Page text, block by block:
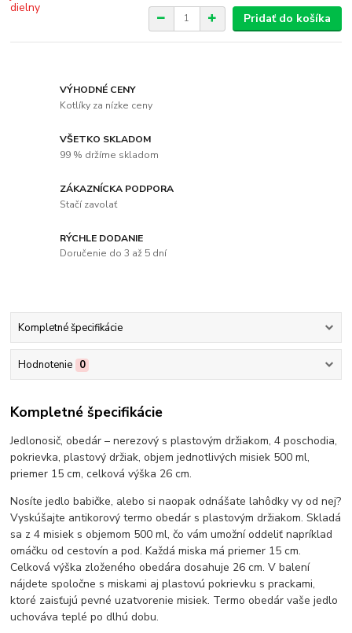
Pridať do košíka
VÝHODNÉ CENY
Kotlíky za nízke ceny
VŠETKO SKLADOM
99 % držíme skladom
ZÁKAZNÍCKA PODPORA
Stačí zavolať
RÝCHLE DODANIE
Doručenie do 3 až 5 dní
Kompletné špecifikácie
Hodnotenie 0
Kompletné špecifikácie
Jedlonosič, obedár – nerezový s plastovým držiakom, 4 poschodia,
pokrievka, plastový držiak, objem jednotlivých misiek 500 ml,
priemer 15 cm, celková výška 26 cm.
Nosíte jedlo babičke, alebo si naopak odnášate lahôdky vy od nej?
Vyskúšajte antikorový termo obedár s plastovým držiakom. Skladá
sa z 4 misiek s objemom 500 ml, čo vám umožní oddeliť napríklad
omáčku od cestovín a pod. Každá miska má priemer 15 cm.
Celková výška zloženého obedára dosahuje 26 cm. V balení
nájdete spoločne s miskami aj plastovú pokrievku s prackami,
ktoré zaisťujú pevné uzatvorenie misiek. Termo obedár vaše jedlo
uchováva teplé po dlhú dobu.